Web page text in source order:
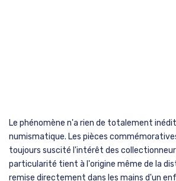
Le phénomène n'a rien de totalement
numismatique. Les pièces
toujours suscité l'intérêt des
particularité tient à l'origine même de la
remise directement dans les mains d'un